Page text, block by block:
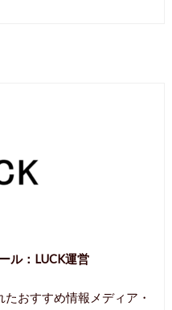
ル： LUCK運営
おすすめ情報メディア・